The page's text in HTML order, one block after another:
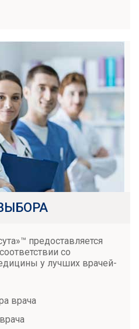
предоставляется
со
у лучших врачей-
врача